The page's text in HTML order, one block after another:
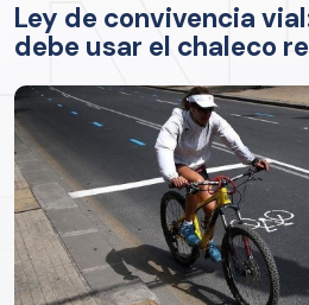
Ley de convivencia
debe usar el chaleco